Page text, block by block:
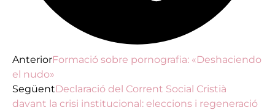
AnteriorFormació sobre pornografia: «Deshaciendo
el nudo»
SegüentDeclaració del Corrent Social Cristià
davant la crisi institucional: eleccions i regeneració